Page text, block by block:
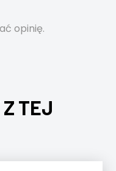
opinię.
Z TEJ